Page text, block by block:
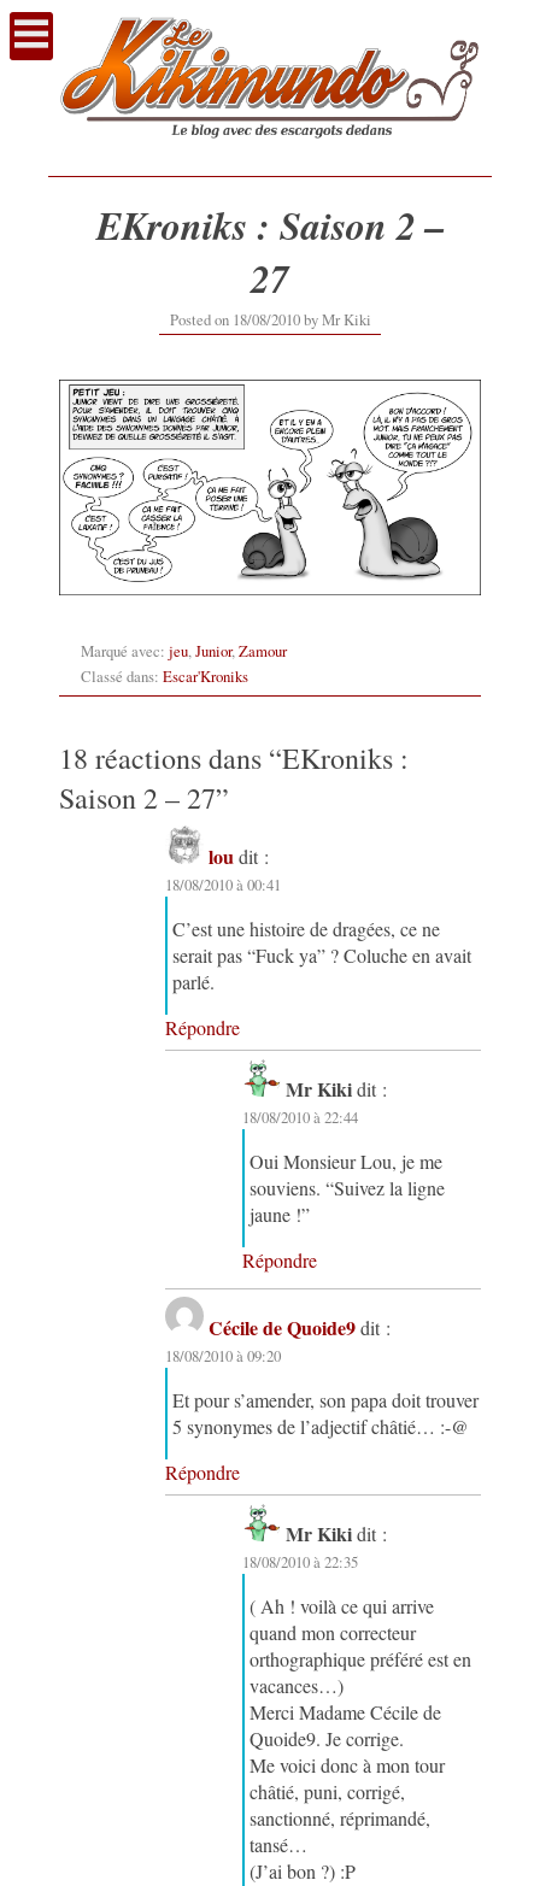
Voir
contenu
EKroniks : Saison 2 –
27
Posted on 18/08/201020/02/2017
byMr Kiki
Marqué avec: jeu,Junior,Zamour
Classé dans: Escar'Kroniks
18 réactions dans “EKroniks :
Saison 2 – 27”
lou dit :
18/08/2010 à 00:41
C’est une histoire de dragées, ce ne
serait pas “Fuck ya” ? Coluche en avait
parlé.
Répondre
Mr Kiki dit :
18/08/2010 à 22:44
Oui Monsieur Lou, je me
souviens. “Suivez la ligne
jaune !”
Répondre
Cécile de Quoide9 dit :
18/08/2010 à 09:20
Et pour s’amender, son papa doit trouver
5 synonymes de l’adjectif châtié… :-@
Répondre
Mr Kiki dit :
18/08/2010 à 22:35
( Ah ! voilà ce qui arrive
quand mon correcteur
orthographique préféré est en
vacances…)
Merci Madame Cécile de
Quoide9. Je corrige.
Me voici donc à mon tour
châtié, puni, corrigé,
sanctionné, réprimandé,
tansé…
(J’ai bon ?) :P